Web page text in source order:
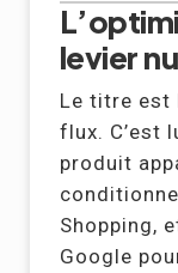
levier
Le titre est
flux. C’est
produit
Shopping,
Google